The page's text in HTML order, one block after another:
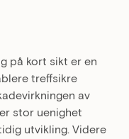
på kort sikt er en
treffsikre
av
stor uenighet
utvikling. Videre